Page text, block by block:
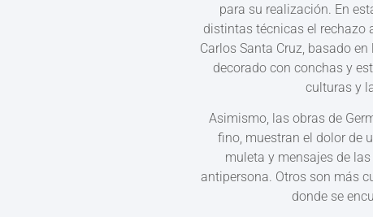
para su realización. En
distintas técnicas el rechazo
Carlos Santa Cruz, basado
decorado con conchas y
culturas y
Asimismo, las obras de
fino, muestran el dolor de
muleta y mensajes de
antipersona. Otros son más
donde se